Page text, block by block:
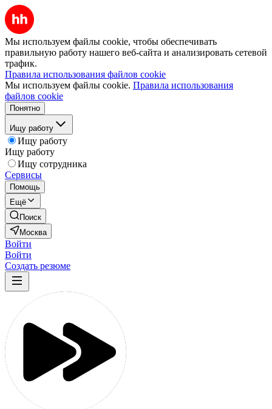
Мы используем файлы cookie, чтобы обеспечивать
правильную работу нашего веб-сайта и анализировать сетевой
трафик.
Правила использования файлов cookie
Мы используем файлы cookie. Правила использования
файлов cookie
Понятно
Ищу работу
Ищу работу
Ищу работу
Ищу сотрудника
Сервисы
Помощь
Ещё
Поиск
Москва
Войти
Войти
Создать резюме